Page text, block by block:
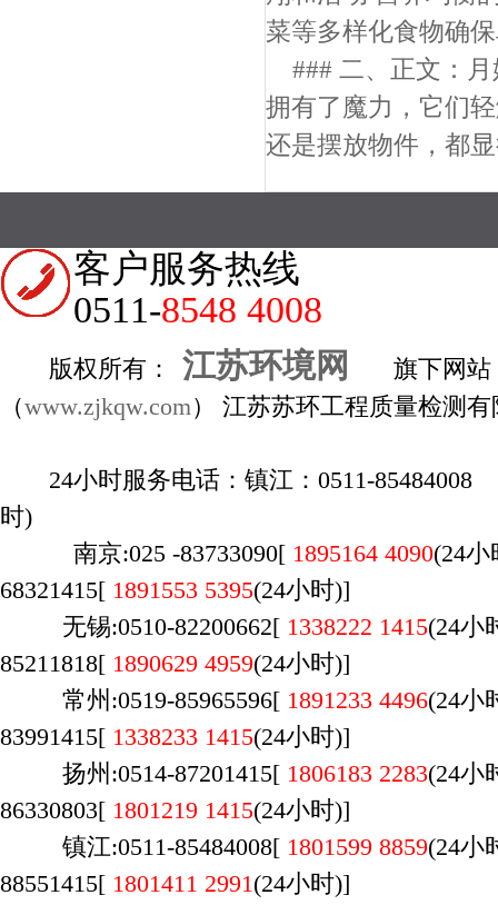
菜等多样化食物确
### 二、正文：
拥有了魔力，它们
还是摆放物件，都
客户服务热线
0511-8548 4008
版权所有： 江苏环境网
旗下网
（www.zjkqw.com） 江苏苏环工程质量检测
24小时服务电话：镇江：0511-
时)
南京:025 -83733090[ 1895164 4090(24
68321415[ 1891553 5395(24小时)]
无锡:0510-82200662[ 1338222 1415(24
85211818[ 1890629 4959(24小时)]
常州:0519-85965596[ 1891233 4496(24
83991415[ 1338233 1415(24小时)]
扬州:0514-87201415[ 1806183 2283(24
86330803[ 1801219 1415(24小时)]
镇江:0511-85484008[ 1801599 8859(24
88551415[ 1801411 2991(24小时)]